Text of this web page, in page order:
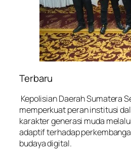
Terbaru
Kepolisian Daerah Sumatera
memperkuat peran institusi
karakter generasi muda
adaptif terhadap
budaya digital.